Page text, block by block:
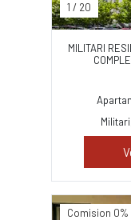
1 / 20
MILITARI
Comision 0%